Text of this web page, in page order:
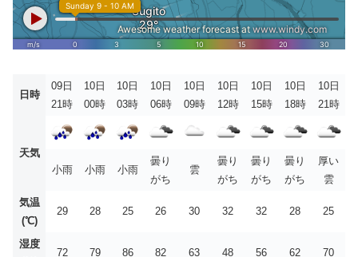
日時
09日
21時
10日
00時
10日
03時
10日
06時
10日
09時
10日
12時
10日
15時
10日
18時
10日
21時
天気
小雨
小雨 小雨
曇り
がち
雲
曇り
がち
曇り
がち
曇り
がち
厚い
雲
気温
(℃)
29 28 25 26 30 32 32 28 25
湿度
72 79 86 82 63 48 56 62 70